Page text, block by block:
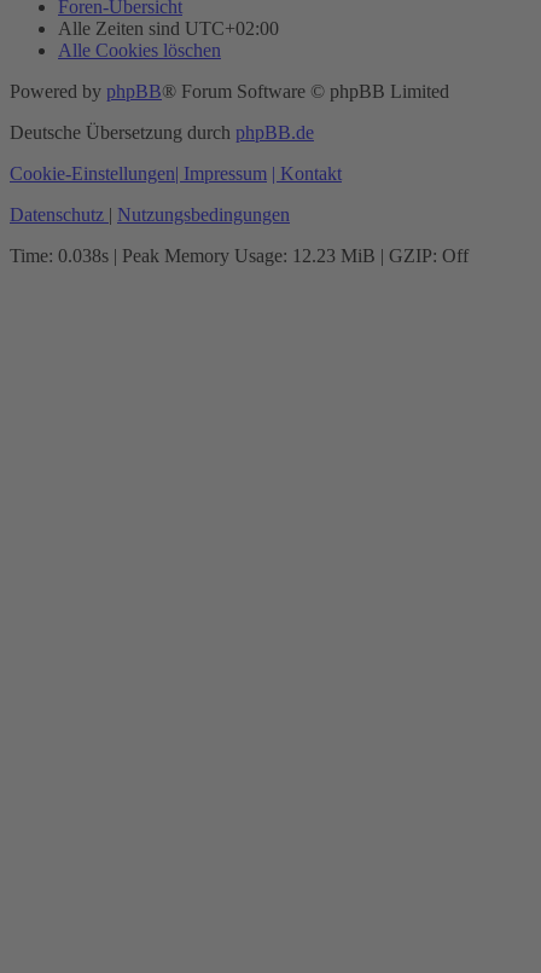
Foren-Übersicht
Alle Zeiten sind UTC+02:00
Alle Cookies löschen
Powered by phpBB® Forum Software © phpBB Limited
Deutsche Übersetzung durch phpBB.de
Cookie-Einstellungen| Impressum | Kontakt
Datenschutz | Nutzungsbedingungen
Time: 0.038s | Peak Memory Usage: 12.23 MiB | GZIP: Off